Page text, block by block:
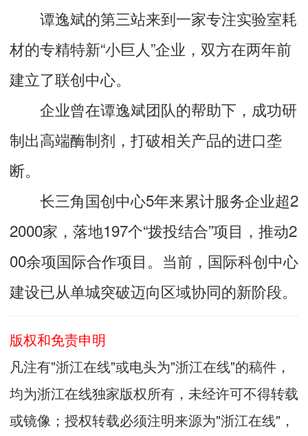
谭逸斌的第三站来到一家专注实验室耗
材的专精特新“小巨人”企业，双方在两年前
建立了联创中心。
企业曾在谭逸斌团队的帮助下，成功研
制出高端酶制剂，打破相关产品的进口垄
断。
长三角国创中心5年来累计服务企业超2
2000家，落地197个“拨投结合”项目，推动2
00余项国际合作项目。当前，国际科创中心
建设已从单城突破迈向区域协同的新阶段。
版权和免责申明
凡注有"浙江在线"或电头为"浙江在线"的稿件，
均为浙江在线独家版权所有，未经许可不得转载
或镜像；授权转载必须注明来源为"浙江在线"，